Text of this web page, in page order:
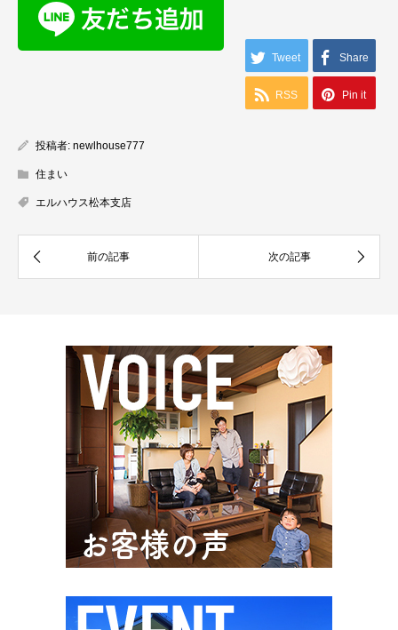
Tweet Share
RSS Pin it
投稿者: newlhouse777
住まい
エルハウス松本支店